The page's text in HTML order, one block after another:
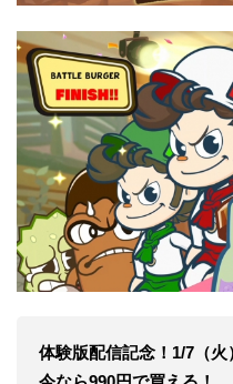
体験版配信記念！1/7（火